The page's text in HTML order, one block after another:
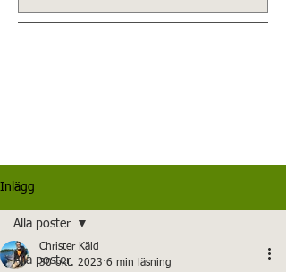
Inlägg
Alla poster
Alla poster
Christer Käld
30 okt. 2023 6 min läsning